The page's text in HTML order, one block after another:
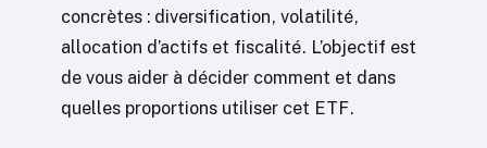
concrètes : diversification, volatilité,
allocation d’actifs et fiscalité. L’objectif est
de vous aider à décider comment et dans
quelles proportions utiliser cet ETF.